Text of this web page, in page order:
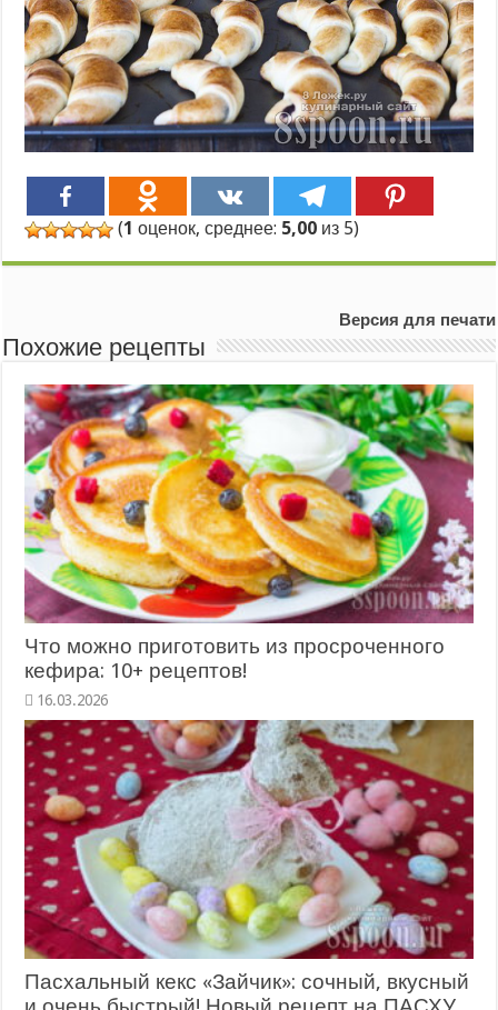
(1 оценок, среднее: 5,00 из 5)
Версия для печати
Похожие рецепты
Что можно приготовить из просроченного
кефира: 10+ рецептов!
Пасхальный кекс «Зайчик»: сочный, вкусный